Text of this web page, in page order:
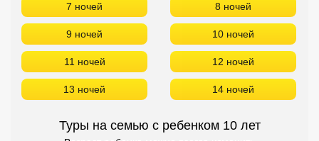
7 ночей 8 ночей
9 ночей 10 ночей
11 ночей 12 ночей
13 ночей 14 ночей
Туры на семью с ребенком 10 лет